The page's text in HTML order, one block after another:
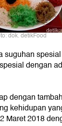
dok. detikFood
dengan
dengan
kehidupan
Maret 2018